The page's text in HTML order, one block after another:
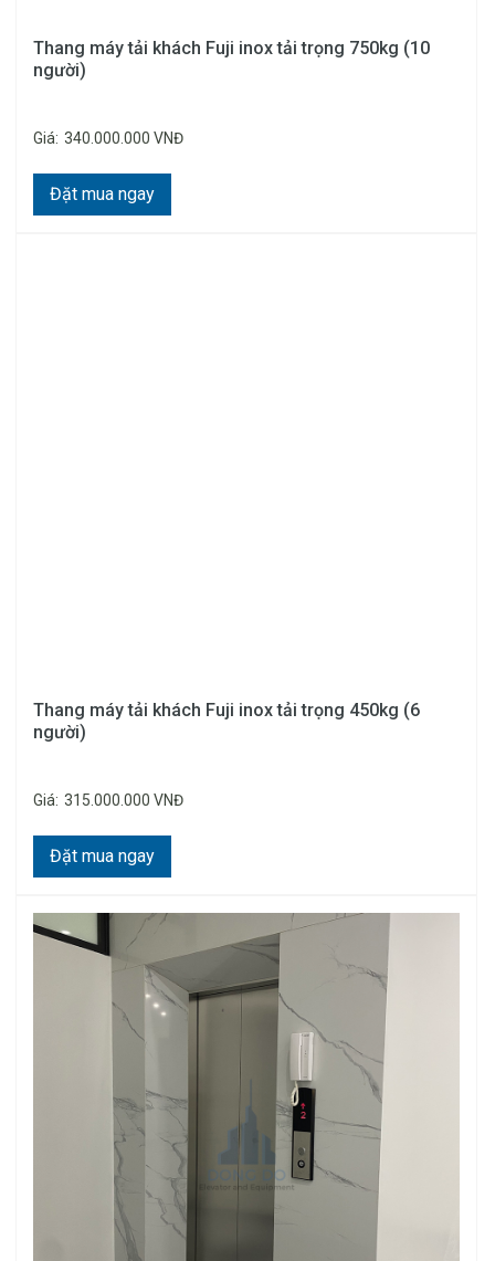
Thang máy tải khách Fuji inox tải trọng 750kg (10
người)
Giá: 340.000.000 VNĐ
Đặt mua ngay
Thang máy tải khách Fuji inox tải trọng 450kg (6
người)
Giá: 315.000.000 VNĐ
Đặt mua ngay